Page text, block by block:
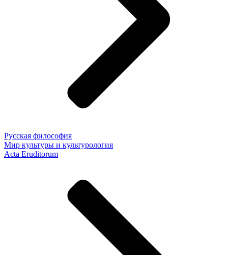
Русская философия
Мир культуры и культурология
Acta Eruditorum